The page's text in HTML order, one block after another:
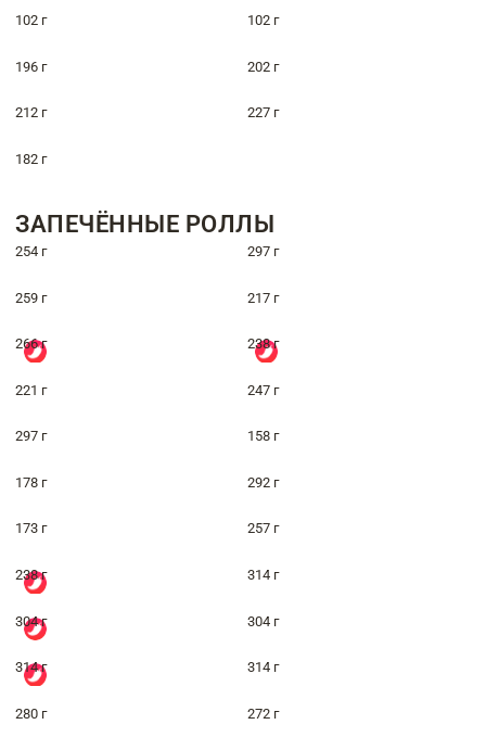
102 г 102 г
196 г 202 г
212 г 227 г
182 г
ЗАПЕЧЁННЫЕ РОЛЛЫ
254 г 297 г
259 г 217 г
266 г 238 г
221 г 247 г
297 г 158 г
178 г 292 г
173 г 257 г
238 г 314 г
304 г 304 г
314 г 314 г
280 г 272 г